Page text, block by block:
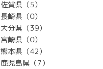
佐賀県（5）
長崎県（0）
大分県（39）
宮崎県（0）
熊本県（42）
鹿児島県（7）